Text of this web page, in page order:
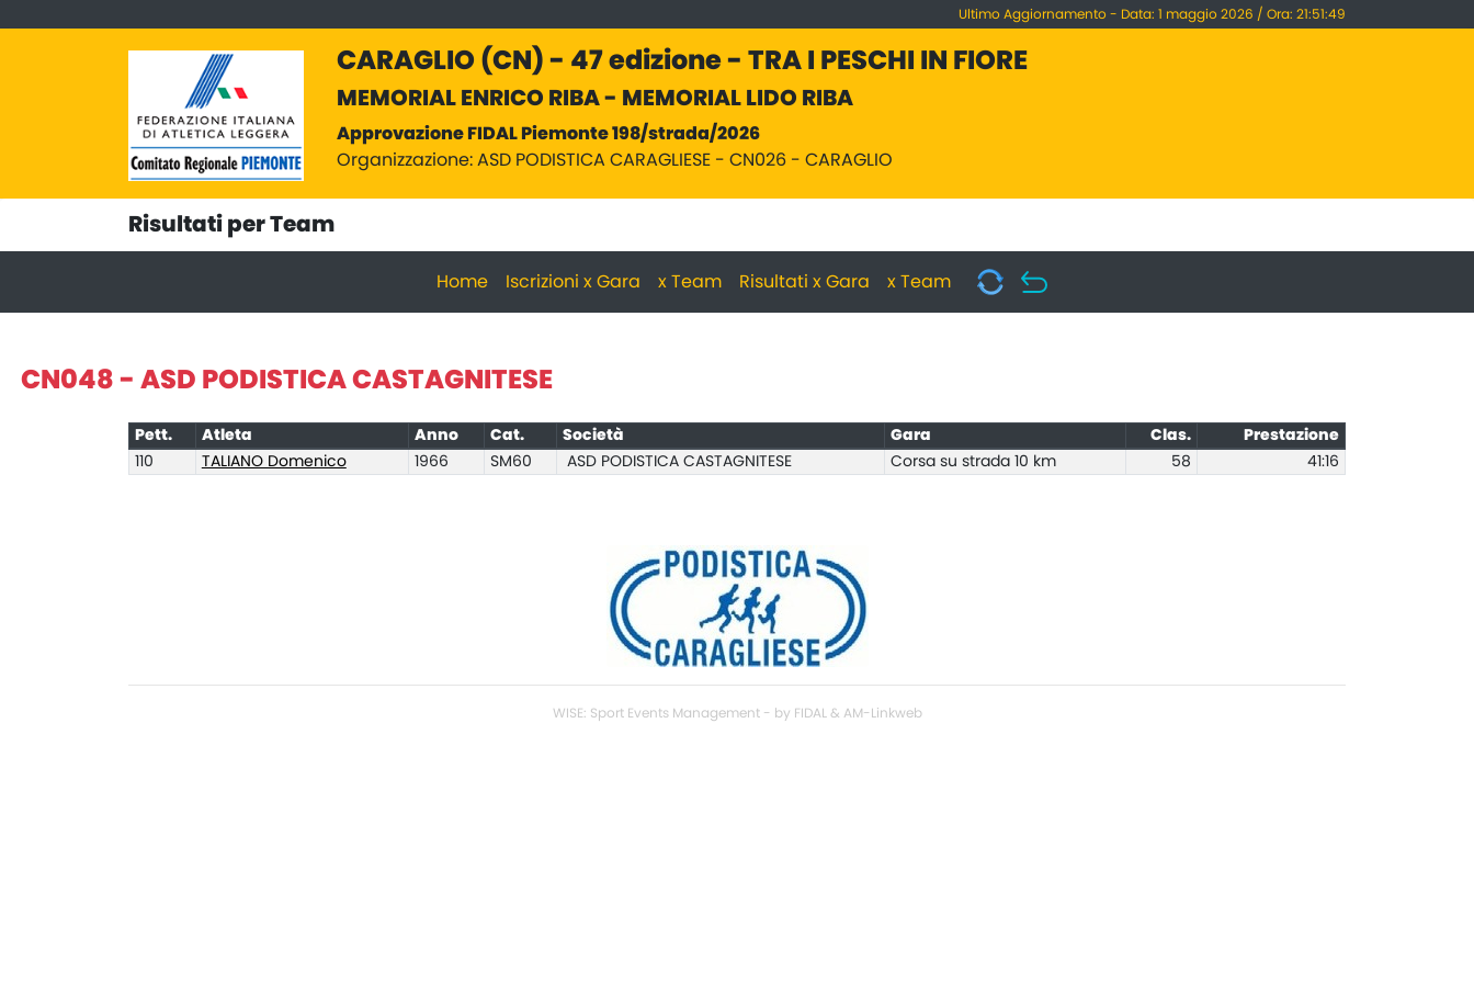
Ultimo Aggiornamento - Data: 1 maggio 2026 / Ora: 21:51:49
CARAGLIO (CN) - 47 edizione - TRA I PESCHI IN FIORE
MEMORIAL ENRICO RIBA - MEMORIAL LIDO RIBA
Approvazione FIDAL Piemonte 198/strada/2026
Organizzazione: ASD PODISTICA CARAGLIESE - CN026 - CARAGLIO
Risultati per Team
Home Iscrizioni x Gara x Team Risultati x Gara x Team
CN048 - ASD PODISTICA CASTAGNITESE
Pett. Atleta Anno Cat. Società Gara Clas.
Prestazione
110
TALIANO Domenico 1966 SM60 ASD PODISTICA CASTAGNITESE Corsa su strada 10 km 58 41:16
WISE: Sport Events Management - by FIDAL & AM-Linkweb